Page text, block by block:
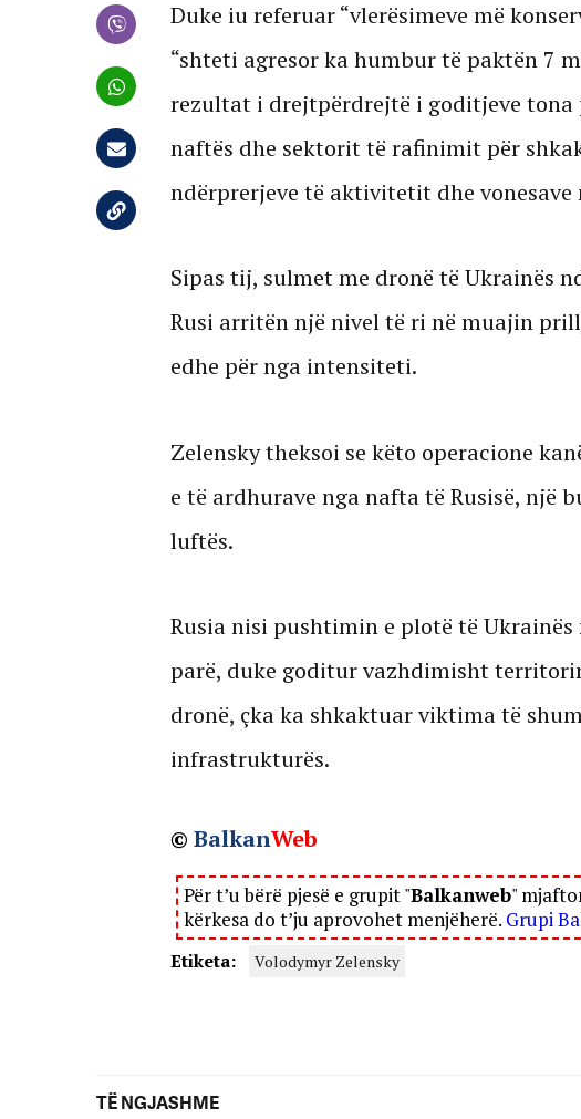
Duke iu referuar “vlerësimeve më
“shteti agresor ka humbur të paktën 7
rezultat i drejtpërdrejtë i goditjeve tona
naftës dhe sektorit të rafinimit për
ndërprerjeve të aktivitetit dhe vonesave
Sipas tij, sulmet me dronë të Ukrainës
Rusi arritën një nivel të ri në muajin
edhe për nga intensiteti.
Zelensky theksoi se këto operacione
e të ardhurave nga nafta të Rusisë, një
luftës.
Rusia nisi pushtimin e plotë të Ukrainës
parë, duke goditur vazhdimisht
dronë, çka ka shkaktuar viktima të
infrastrukturës.
© BalkanWeb
Për t’u bërë pjesë e grupit "Balkanweb"
kërkesa do t’ju aprovohet menjëherë. Grupi
Etiketa: Volodymyr Zelensky
TË NGJASHME